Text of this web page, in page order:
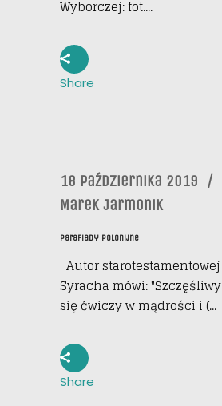
Wyborczej: fot....
Share
18 Października 2019
Marek Jarmonik
Parafiady Polonijne
Autor
Syracha mówi:
się ćwiczy w mądrości i (...
Share